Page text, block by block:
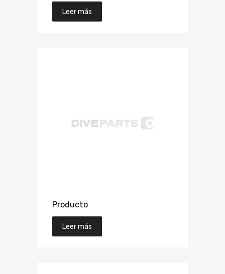
Leer más
Producto
Leer más